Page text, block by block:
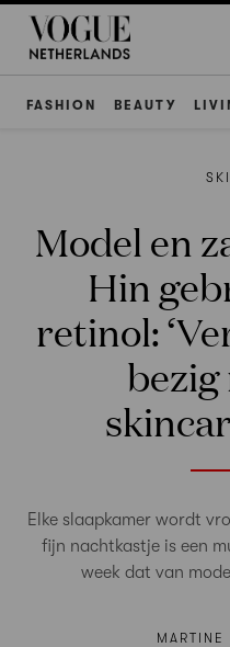
FASHION BEAUTY
Model en
Hin
retinol:
bezig
Elke slaapkamer wordt
fijn nachtkastje is een
week dat van
MARTINE